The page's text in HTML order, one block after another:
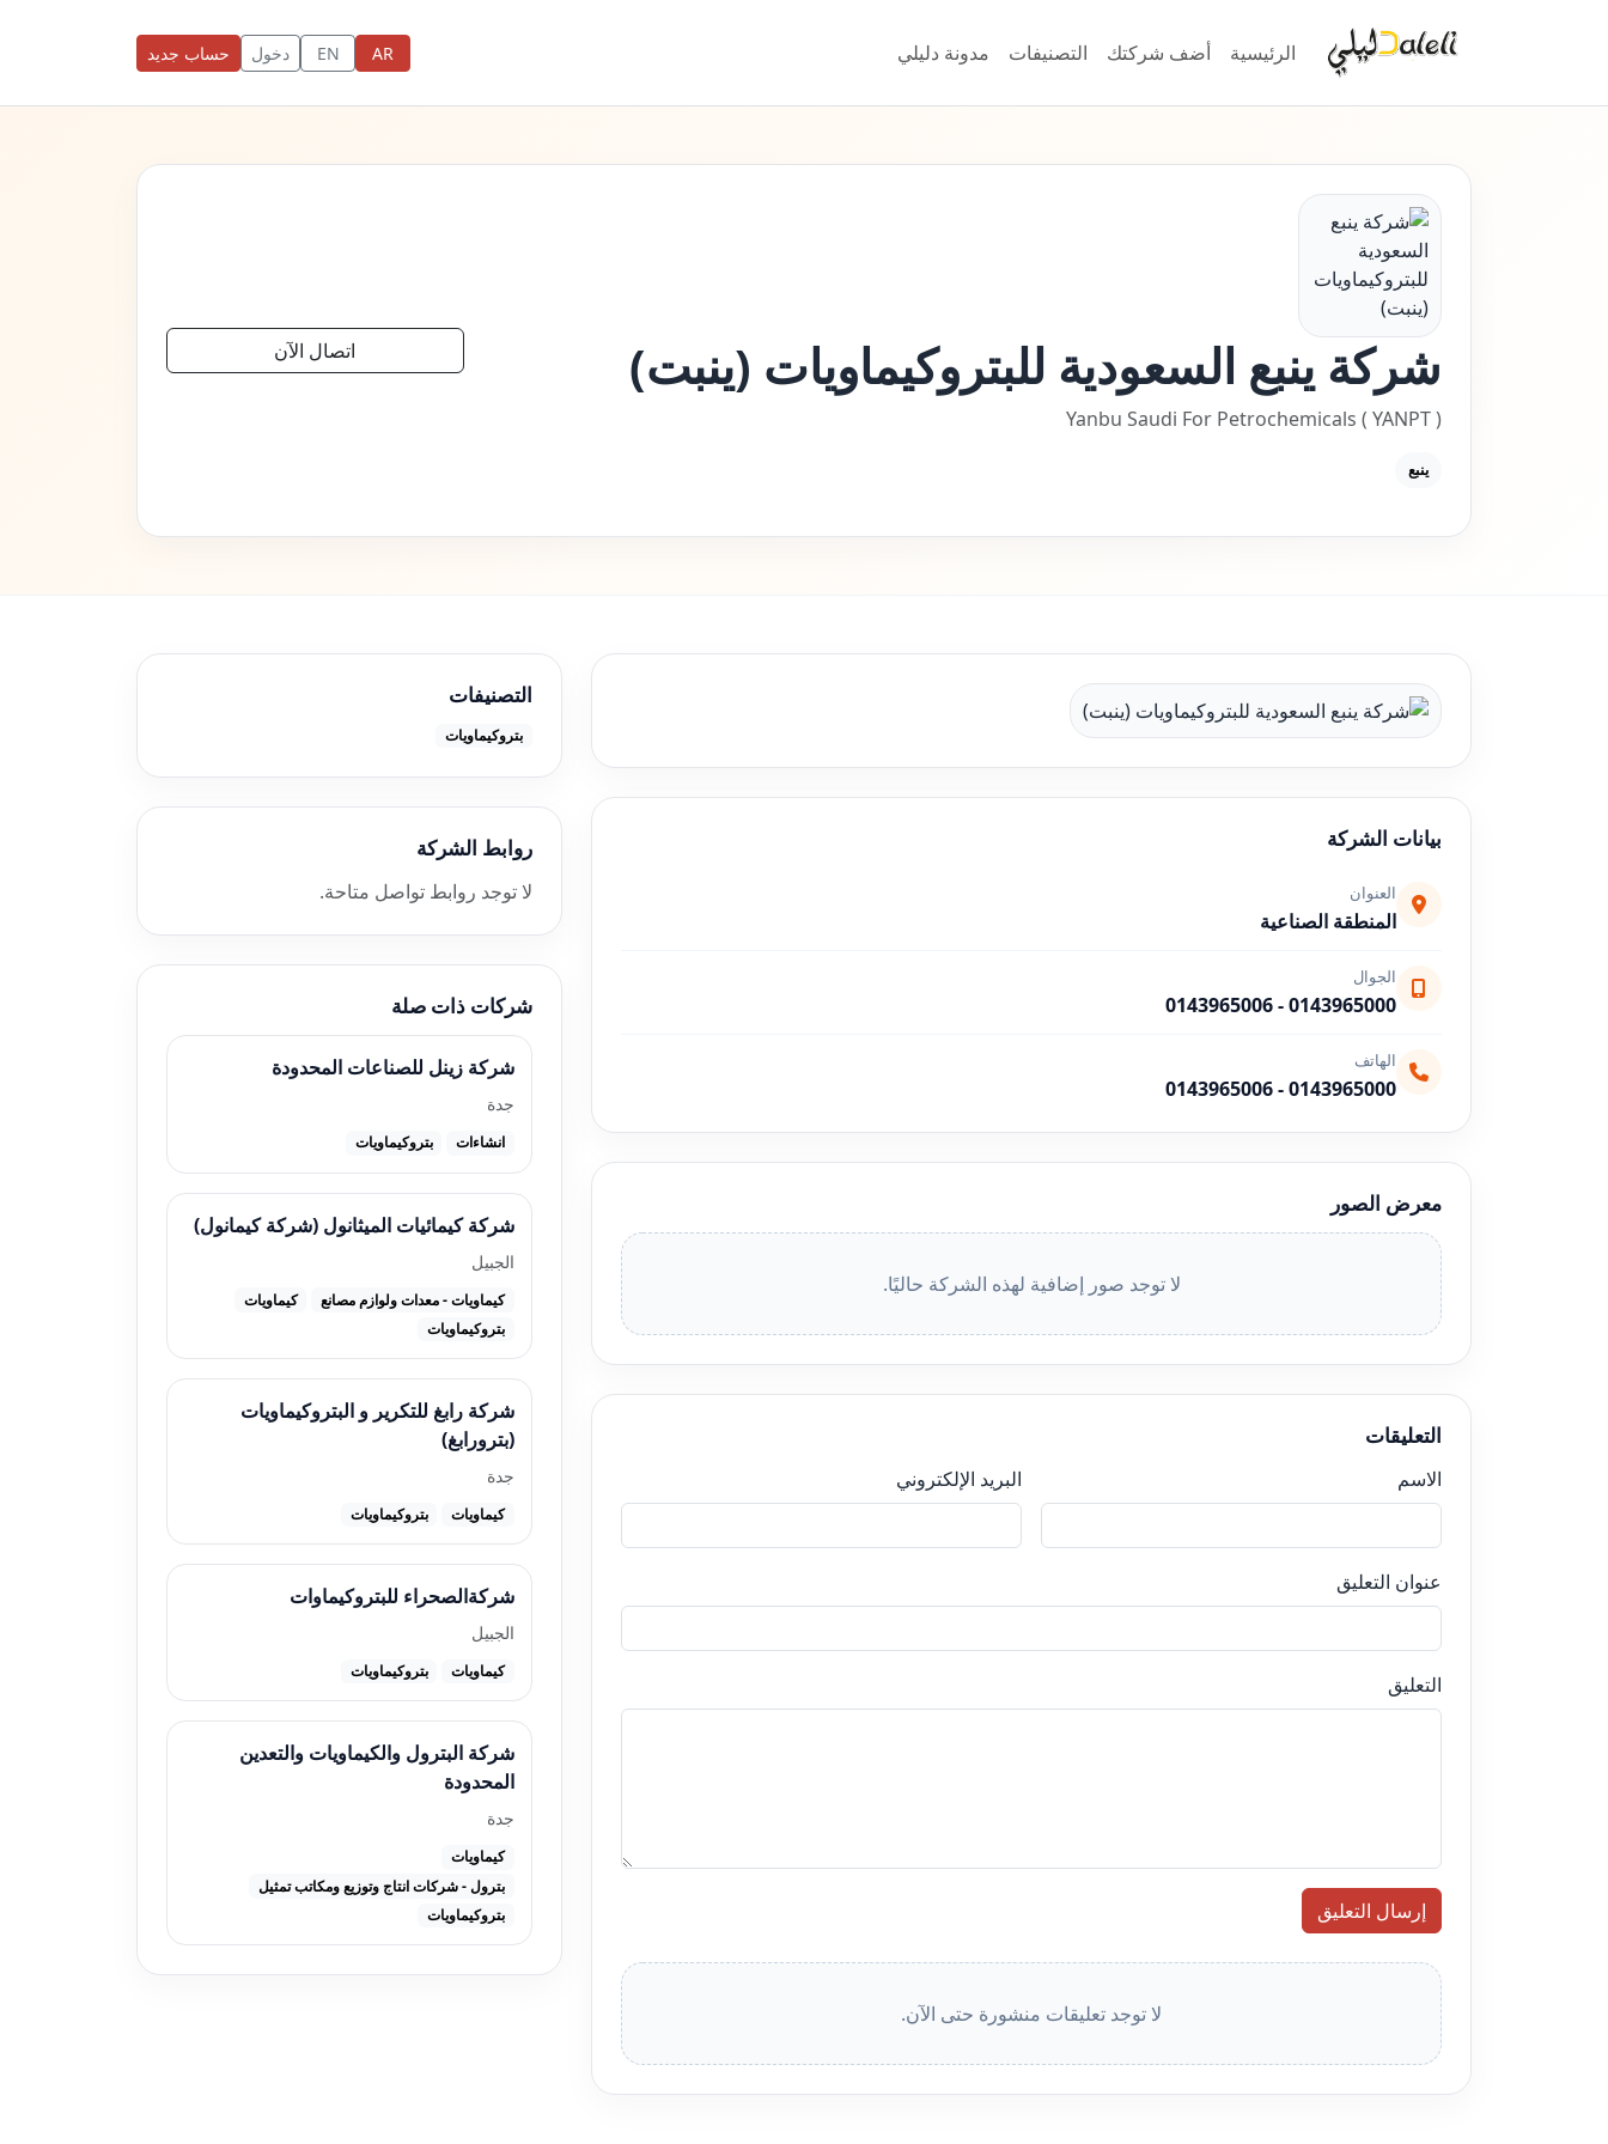
الرئيسية أضف شركتك التصنيفات مدونة دليلي AR
EN دخول حساب جديد
شركة ينبع السعودية للبتروكيماويات (ينبت)
Yanbu Saudi For Petrochemicals ( YANPT )
ينبع
اتصال الآن
بيانات الشركة
العنوان
المنطقة الصناعية
الجوال
0143965000
-
0143965006
الهاتف
0143965000
-
0143965006
معرض الصور
لا توجد صور إضافية لهذه الشركة حاليًا.
التعليقات
الاسم البريد الإلكتروني
عنوان التعليق
التعليق
إرسال التعليق
لا توجد تعليقات منشورة حتى الآن.
التصنيفات
بتروكيماويات
روابط الشركة
لا توجد روابط تواصل متاحة.
شركات ذات صلة
شركة زينل للصناعات المحدودة
جدة
انشاءات بتروكيماويات
شركة كيمائيات الميثانول (شركة كيمانول)
الجبيل
كيماويات - معدات ولوازم مصانع
كيماويات
بتروكيماويات
شركة رابغ للتكرير و البتروكيماويات
(بترورابغ)
جدة
كيماويات بتروكيماويات
شركةالصحراء للبتروكيماوات
الجبيل
كيماويات بتروكيماويات
شركة البترول والكيماويات والتعدين
المحدودة
جدة
كيماويات
بترول - شركات انتاج وتوزيع ومكاتب تمثيل
بتروكيماويات